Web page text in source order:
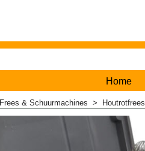
Home
Frees & Schuurmachines > Houtrotfrees